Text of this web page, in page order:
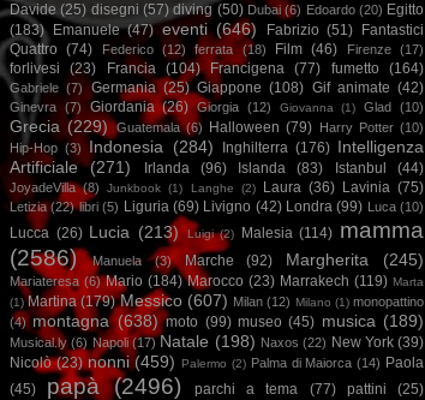
Davide (25) disegni (57) diving (50) Dubai (6) Edoardo (20) Egitto
(183)
Emanuele (47) eventi (646) Fabrizio (51)
Fantastici
Quattro (74) Federico (12) ferrata (18) Film (46) Firenze (17)
forlivesi (23) Francia (104) Francigena (77) fumetto (164)
Gabriele (7) Germania (25) Giappone (108) Gif animate (42)
Ginevra (7) Giordania (26) Giorgia (12) Giovanna (1) Glad (10)
Grecia (229) Guatemala (6) Halloween (79) Harry Potter (10)
Hip-Hop (3) Indonesia (284) Inghilterra (176) Intelligenza
Artificiale
(271) Irlanda (96) Islanda (83) Istanbul (44)
JoyadeVilla (8) Junkbook (1) Langhe (2) Laura (36) Lavinia (75)
Letizia (22) libri (5) Liguria (69) Livigno (42) Londra (99) Luca (10)
Lucca (26) Lucia (213) Luigi (2) Malesia (114) mamma
(2586)
Manuela (3) Marche (92) Margherita (245)
Mariateresa (6) Mario (184) Marocco (23) Marrakech (119) Marta
(1) Martina (179) Messico (607) Milan (12) Milano (1) monopattino
(4) montagna (638) moto (99) museo (45) musica (189)
Musical.ly (6) Napoli (17) Natale (198) Naxos (22) New York (39)
Nicolò (23) nonni (459) Palermo (2) Palma di Maiorca (14) Paola
(45)
papà (2496) parchi a tema (77) pattini (25)